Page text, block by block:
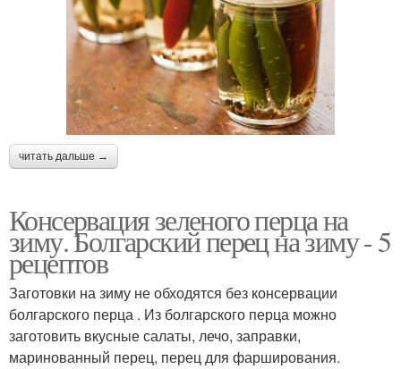
читать дальше →
Консервация зеленого перца на
зиму. Болгарский перец на зиму - 5
рецептов
Заготовки на зиму не обходятся без консервации
болгарского перца . Из болгарского перца можно
заготовить вкусные салаты, лечо, заправки,
маринованный перец, перец для фарширования.